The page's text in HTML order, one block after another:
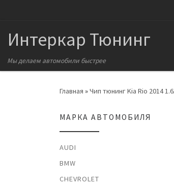
Интеркар Тюнинг
Мы делаем автомобили быстрее
Главная »Чип тюнинг Kia Rio 2014
МАРКА АВТОМОБИЛЯ
AUDI
BMW
CHEVROLET